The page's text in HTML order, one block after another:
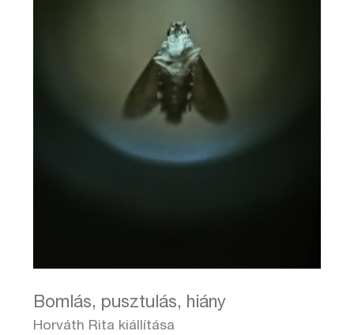
Bomlás, pusztulás, hiány
Horváth Rita kiállítása